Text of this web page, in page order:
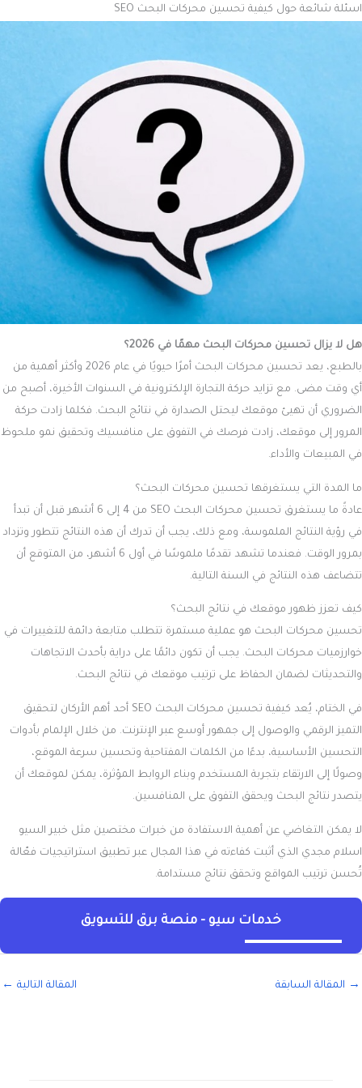
اسئلة شائعة حول كيفية تحسين محركات البحث SEO
هل لا يزال تحسين محركات البحث مهمًا في 2026؟
بالطبع، يعد تحسين محركات البحث أمرًا حيويًا في عام 2026 وأكثر أهمية من
أي وقت مضى. مع تزايد حركة التجارة الإلكترونية في السنوات الأخيرة، أصبح من
الضروري أن تهيئ موقعك ليحتل الصدارة في نتائج البحث. فكلما زادت حركة
المرور إلى موقعك، زادت فرصك في التفوق على منافسيك وتحقيق نمو ملحوظ
في المبيعات والأداء.
ما المدة التي يستغرقها تحسين محركات البحث؟
عادةً ما يستغرق تحسين محركات البحث SEO من 4 إلى 6 أشهر قبل أن تبدأ
في رؤية النتائج الملموسة، ومع ذلك، يجب أن تدرك أن هذه النتائج تتطور وتزداد
بمرور الوقت. فعندما تشهد تقدمًا ملموسًا في أول 6 أشهر، من المتوقع أن
تتضاعف هذه النتائج في السنة التالية.
كيف تعزز ظهور موقعك في نتائج البحث؟
تحسين محركات البحث هو عملية مستمرة تتطلب متابعة دائمة للتغييرات في
خوارزميات محركات البحث. يجب أن تكون دائمًا على دراية بأحدث الاتجاهات
والتحديثات لضمان الحفاظ على ترتيب موقعك في نتائج البحث.
في الختام، يُعد كيفية تحسين محركات البحث SEO
أحد أهم الأركان لتحقيق
التميز الرقمي والوصول إلى جمهور أوسع عبر الإنترنت. من خلال الإلمام بأدوات
التحسين الأساسية، بدءًا من الكلمات المفتاحية وتحسين سرعة الموقع،
وصولًا إلى الارتقاء بتجربة المستخدم وبناء الروابط المؤثرة، يمكن لموقعك أن
يتصدر نتائج البحث ويحقق التفوق على المنافسين.
لا يمكن التغاضي عن أهمية الاستفادة من خبرات مختصين مثل خبير السيو
اسلام مجدي الذي أثبت كفاءته في هذا المجال عبر تطبيق استراتيجيات فعّالة
تُحسن ترتيب المواقع وتحقق نتائج مستدامة.
خدمات سيو - منصة برق للتسويق
→ المقالة السابقة المقالة التالية ←